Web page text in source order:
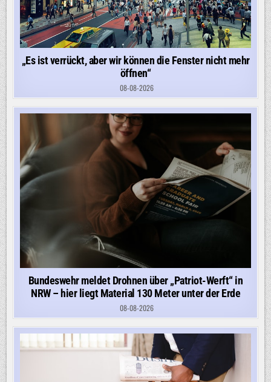
„Es ist verrückt, aber wir können die Fenster nicht mehr
öffnen“
08-08-2026
Bundeswehr meldet Drohnen über „Patriot-Werft“ in
NRW – hier liegt Material 130 Meter unter der Erde
08-08-2026